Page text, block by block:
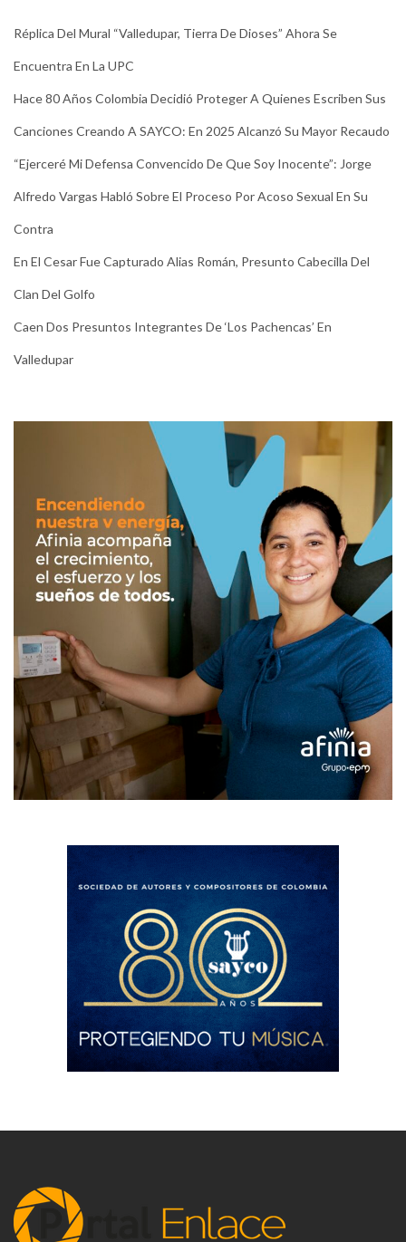
Réplica Del Mural “Valledupar, Tierra De Dioses” Ahora Se
Encuentra En La UPC
Hace 80 Años Colombia Decidió Proteger A Quienes Escriben Sus
Canciones Creando A SAYCO: En 2025 Alcanzó Su Mayor Recaudo
“Ejerceré Mi Defensa Convencido De Que Soy Inocente”: Jorge
Alfredo Vargas Habló Sobre El Proceso Por Acoso Sexual En Su
Contra
En El Cesar Fue Capturado Alias Román, Presunto Cabecilla Del
Clan Del Golfo
Caen Dos Presuntos Integrantes De ‘Los Pachencas’ En
Valledupar